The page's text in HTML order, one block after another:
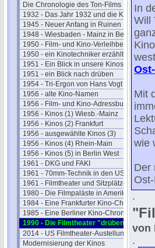
Die Chronologie des Ton-Films
1932 - Das Jahr 1932 und die Kinos
1945 - Neuer Anfang in Ruinen
1948 - Wiesbaden - Mainz in Berlin
1950 - Film- und Kino-Verleihbezirke
1950 - ein Kinotechniker erzählt
1951 - Ein Blick in unsere Kinos
1951 - ein Blick nach drüben
1954 - Tri-Ergon von Hans Vogt
1956 - alte Kino-Namen
1956 - Film- und Kino-Adressbuch 57
1956 - Kinos (1) Wiesb.-Mainz
1956 - Kinos (2) Frankfurt
1956 - ausgewählte Kinos (3)
1956 - Kinos (4) Rhein-Main
1956 - Kinos (5) in Berlin West
1961 - DKG und FAKI
1961 - 70mm-Technik in den USA
1961 - Filmtheater und Sitzplätze
1980 - Die Filmpaläste in Amerika
1984 - Eine Frankfurter Kino-Chronik
1985 - Eine Berliner Kino-Chronik
1990 - Die Filmtheater "drüben"
2014 - US Filmtheater-Austellung
Modernisierung der Kinos
In
Will
Mit
wie
Der
.
von
.